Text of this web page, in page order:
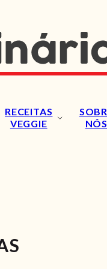
RECEITAS
VEGGIE
NÓS